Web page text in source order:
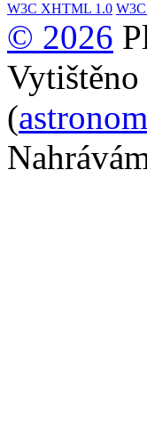
W3C XHTML 1.0 W3C
© 2026
(